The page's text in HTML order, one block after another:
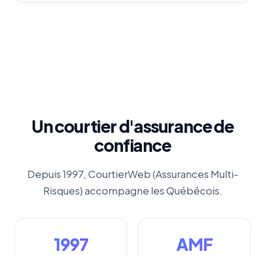
Un courtier d'assurance de
confiance
Depuis 1997, CourtierWeb (Assurances Multi-
Risques) accompagne les Québécois.
1997 AMF